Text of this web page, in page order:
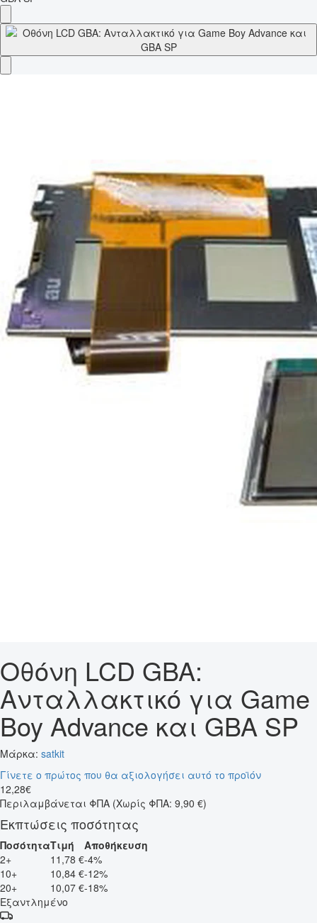
Οθόνη LCD GBA:
Ανταλλακτικό για Game
Boy Advance και GBA SP
Μάρκα: satkit
Γίνετε ο πρώτος που θα αξιολογήσει αυτό το προϊόν
12,28€
Περιλαμβάνεται ΦΠΑ (Χωρίς ΦΠΑ: 9,90 €)
Εκπτώσεις ποσότητας
ΠοσότηταΤιμή
Αποθήκευση
2+
11,78 €-4%
10+
10,84 €-12%
20+
10,07 €-18%
Εξαντλημένο